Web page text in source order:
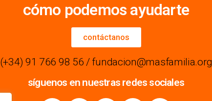
cómo podemos ayudarte
contáctanos
(+34) 91 766 98 56 / fundacion@masfamilia.org
síguenos en nuestras redes sociales